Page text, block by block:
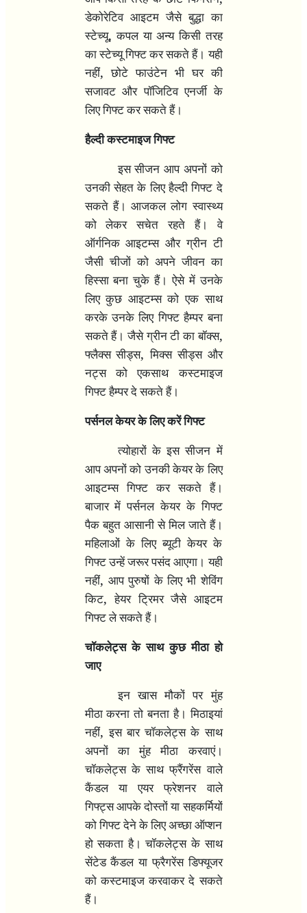
डेकोरेटिव आइटम जैसे बुद्धा का
स्टेच्यू,कपल या अन्य किसी तरह
का स्टेच्यू गिफ्ट कर सकते हैं। यही
नहीं,छोटे फाउंटेन भी घर की
सजावट और पॉजिटिव एनर्जी के
लिए गिफ्ट कर सकते हैं।
हैल्‍दी कस्‍टमाइज गिफ्ट
इस सीजन आप अपनों को
उनकी सेहत के लिए हैल्दी गिफ्ट दे
सकते हैं। आजकल लोग स्वास्थ्य
को लेकर सचेत रहते हैं। वे
ऑर्गनिक आइटम्स और ग्रीन टी
जैसी चीजों को अपने जीवन का
हिस्सा बना चुके हैं। ऐसे में उनके
लिए कुछ आइटम्स को एक साथ
करके उनके लिए गिफ्ट हैम्पर बना
सकते हैं। जैसे ग्रीन टी का बॉक्स,
फ्लैक्स सीड्स,मिक्स सीड्स और
नट्स को एकसाथ कस्टमाइज
गिफ्ट हैम्पर दे सकते हैं।
पर्सनल केयर के लिए करें गिफ्ट
त्योहारों के इस सीजन में
आप अपनों को उनकी केयर के लिए
आइटम्स गिफ्ट कर सकते हैं।
बाजार में पर्सनल केयर के गिफ्ट
पैक बहुत आसानी से मिल जाते हैं।
महिलाओं के लिए ब्यूटी केयर के
गिफ्ट उन्हें जरूर पसंद आएगा। यही
नहीं, आप पुरुषों के लिए भी शेविंग
किट,हेयर ट्रिमर जैसे आइटम
गिफ्ट ले सकते हैं।
चॉकलेट्स के साथ कुछ मीठा हो
जाए
इन खास मौकों पर मुंह
मीठा करना तो बनता है। मिठाइयां
नहीं,इस बार चॉकलेट्स के साथ
अपनों का मुंह मीठा करवाएं।
चॉकलेट्स के साथ फ्रैंगरेंस वाले
कैंडल या एयर फ्रेशनर वाले
गिफ्ट्स आपके दोस्तों या सहकर्मियों
को गिफ्ट देने के लिए अच्छा ऑप्शन
हो सकता है। चॉकलेट्स के साथ
सेंटेड कैंडल या फ्रैगरेंस डिफ्यूजर
को कस्टमाइज करवाकर दे सकते
हैं।